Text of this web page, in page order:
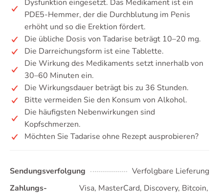
Dysfunktion eingesetzt. Das Medikament ist ein
PDE5-Hemmer, der die Durchblutung im Penis
erhöht und so die Erektion fördert.
Die übliche Dosis von Tadarise beträgt 10–20 mg.
Die Darreichungsform ist eine Tablette.
Die Wirkung des Medikaments setzt innerhalb von
30–60 Minuten ein.
Die Wirkungsdauer beträgt bis zu 36 Stunden.
Bitte vermeiden Sie den Konsum von Alkohol.
Die häufigsten Nebenwirkungen sind
Kopfschmerzen.
Möchten Sie Tadarise ohne Rezept ausprobieren?
Sendungsverfolgung
Verfolgbare Lieferung
Zahlungs-
Visa, MasterCard, Discovery, Bitcoin,